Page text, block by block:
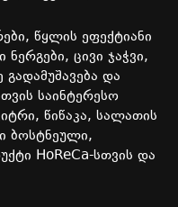
, წყლის ეფექტიანი
ნერგები, ცივი ჯაჭვი,
გადამუშავება და
საინტერესო
, წიწაკა, სალათის
ბოსტნეული,
HoReCa-სთვის და